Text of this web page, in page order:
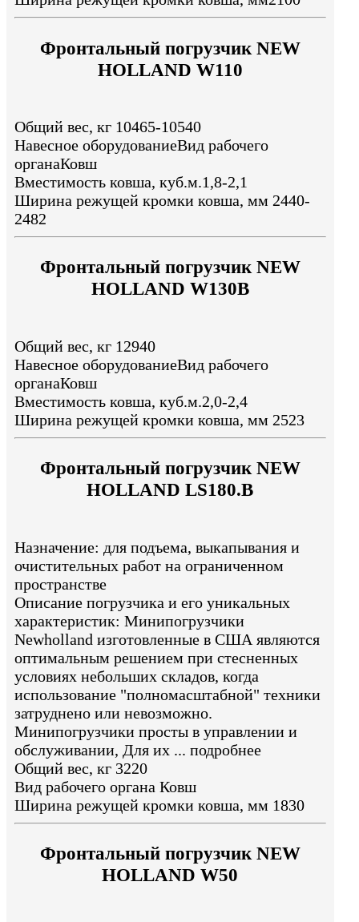
Фронтальный погрузчик NEW
HOLLAND W110
Общий вес, кг 10465-10540
Навесное оборудованиеВид рабочего
органаКовш
Вместимость ковша, куб.м.1,8-2,1
Ширина режущей кромки ковша, мм 2440-
2482
Фронтальный погрузчик NEW
HOLLAND W130B
Общий вес, кг 12940
Навесное оборудованиеВид рабочего
органаКовш
Вместимость ковша, куб.м.2,0-2,4
Ширина режущей кромки ковша, мм 2523
Фронтальный погрузчик NEW
HOLLAND LS180.B
Назначение: для подъема, выкапывания и
очистительных работ на ограниченном
пространстве
Описание погрузчика и его уникальных
характеристик: Минипогрузчики
Newholland изготовленные в США являются
оптимальным решением при стесненных
условиях небольших складов, когда
использование "полномасштабной" техники
затруднено или невозможно.
Минипогрузчики просты в управлении и
обслуживании, Для их ... подробнее
Общий вес, кг 3220
Вид рабочего органа Ковш
Ширина режущей кромки ковша, мм 1830
Фронтальный погрузчик NEW
HOLLAND W50